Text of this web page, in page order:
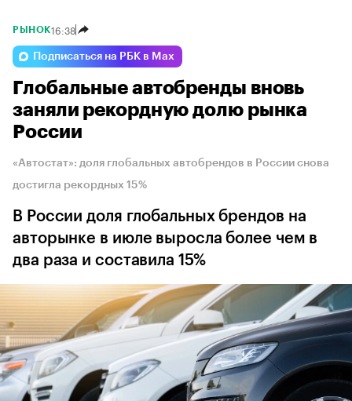
РЫНОК16:38
Подписаться на РБК в Max
Глобальные автобренды вновь
заняли рекордную долю рынка
России
«Автостат»: доля глобальных автобрендов в России снова
достигла рекордных 15%
В России доля глобальных брендов на
авторынке в июле выросла более чем в
два раза и составила 15%